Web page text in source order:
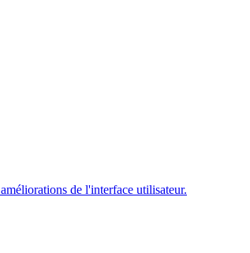
de l'interface utilisateur.